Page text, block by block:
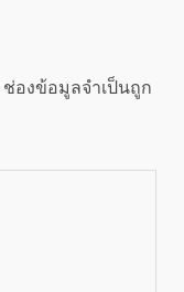
ช่องข้อมูลจำเป็นถูก